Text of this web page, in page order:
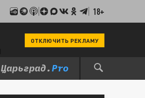
18+
ОТКЛЮЧИТЬ РЕКЛАМУ